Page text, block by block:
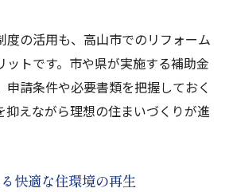
度の活用も、高山市でのリフォーム
ットです。市や県が実施する補助金
申請条件や必要書類を把握しておく
抑えながら理想の住まいづくりが進
快適な住環境の再生